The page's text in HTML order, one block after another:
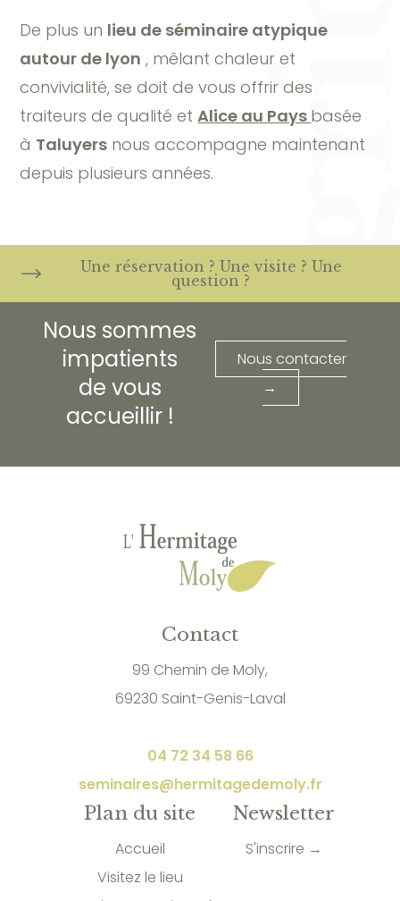
De plus un lieu de séminaire atypique
autour de lyon , mêlant chaleur et
convivialité, se doit de vous offrir des
traiteurs de qualité etAlice au Pays basée
à Taluyers nous accompagne maintenant
depuis plusieurs années.
Une réservation ? Une visite ? Une
question ?
Nous sommes
impatients
de vous
accueillir !
Nous contacter
→
Contact
99 Chemin de Moly,
69230 Saint-Genis-Laval
04 72 34 58 66
seminaires@hermitagedemoly.fr
Plan du site
Accueil
Visitez le lieu
Newsletter
S'inscrire →